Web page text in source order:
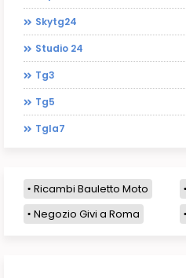
Skytg24
Studio 24
Tg3
Tg5
Tgla7
Ricambi Bauletto Moto
Negozio Givi a Roma